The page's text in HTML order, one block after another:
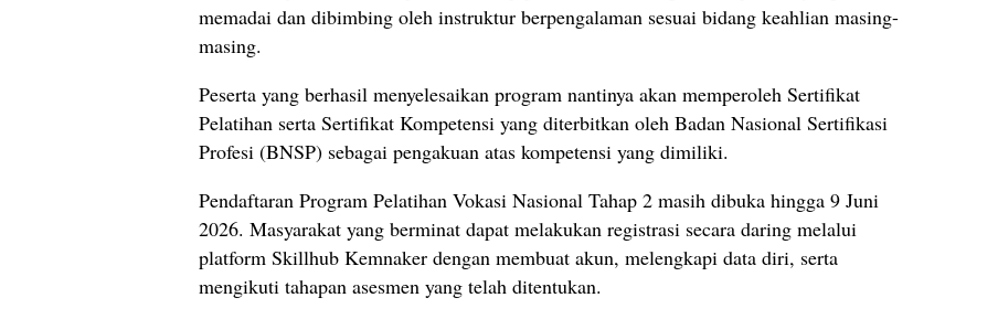
memadai dan dibimbing oleh instruktur berpengalaman sesuai bidang keahlian masing-
masing.
Peserta yang berhasil menyelesaikan program nantinya akan memperoleh Sertifikat
Pelatihan serta Sertifikat Kompetensi yang diterbitkan oleh Badan Nasional Sertifikasi
Profesi (BNSP) sebagai pengakuan atas kompetensi yang dimiliki.
Pendaftaran Program Pelatihan Vokasi Nasional Tahap 2 masih dibuka hingga 9 Juni
2026. Masyarakat yang berminat dapat melakukan registrasi secara daring melalui
platform Skillhub Kemnaker dengan membuat akun, melengkapi data diri, serta
mengikuti tahapan asesmen yang telah ditentukan.